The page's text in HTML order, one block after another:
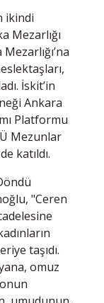
ikindi
Mezarlığı
İskit’in
Ankara
Platformu
Mezunlar
katıldı.
"Ceren
taşıdı.
omuz